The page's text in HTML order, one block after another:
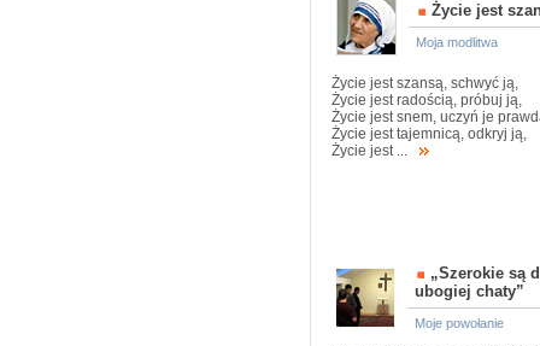
Życie jest
Moja modlitwa
Życie jest szansą, schwyć ją,
Życie jest radością, próbuj ją,
Życie jest snem, uczyń je
Życie jest tajemnicą, odkryj ją,
Życie jest ...
„Szerokie są
ubogiej chaty”
Moje powołanie